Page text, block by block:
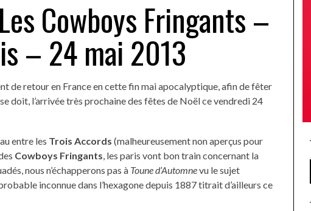
Cowboys Fringants –
– 24 mai 2013
de retour en France en cette fin mai apocalyptique, afin de fêter
doit, l’arrivée très prochaine des fêtes de Noël ce vendredi 24
entre les Trois Accords (malheureusement non aperçus pour
Cowboys Fringants, les paris vont bon train concernant la
nous n’échapperons pas à Toune d’Automnevu le sujet
inconnue dans l’hexagone depuis 1887 titrait d’ailleurs ce